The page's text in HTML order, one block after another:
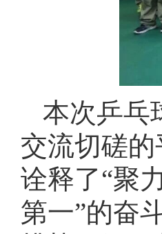
本次乒乓
交流切磋
诠释了“聚
第一”的奋